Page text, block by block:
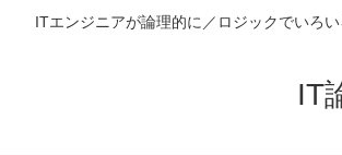
ITエンジニアが論理的に／ロジックでいろ
IT